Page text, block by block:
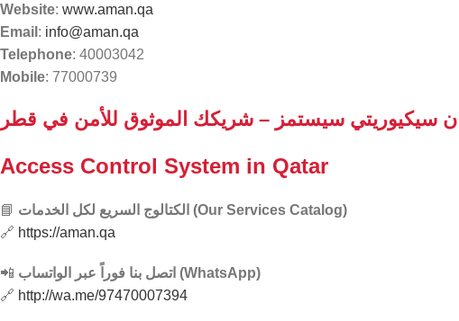
Website: www.aman.qa
Email : info@aman.qa
Telephone: 40003042
Mobile: 77000739
سيكيوريتي سيستمز – شريكك الموثوق للأمن في قطر
Access Control System in Qatar
📘
الكتالوج السريع لكل الخدمات (Our Services Catalog)
🔗 https://aman.qa
📲
اتصل بنا فوراً عبر الواتساب (WhatsApp)
🔗 http://wa.me/97470007394